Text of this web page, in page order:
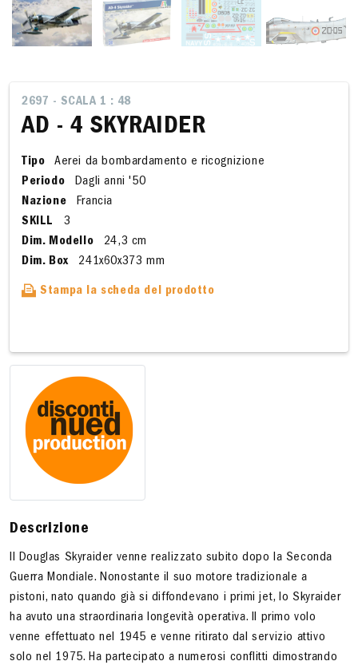
2697 - SCALA 1 : 48
AD - 4 SKYRAIDER
Tipo
Aerei da bombardamento e ricognizione
Periodo
Dagli anni '50
Nazione
Francia
SKILL
3
Dim. Modello
24,3 cm
Dim. Box
241x60x373 mm
Stampa la scheda del prodotto
Descrizione
Il Douglas Skyraider venne realizzato subito dopo la Seconda
Guerra Mondiale. Nonostante il suo motore tradizionale a
pistoni, nato quando già si diffondevano i primi jet, lo Skyraider
ha avuto una straordinaria longevità operativa. Il primo volo
venne effettuato nel 1945 e venne ritirato dal servizio attivo
solo nel 1975. Ha partecipato a numerosi conflitti dimostrando